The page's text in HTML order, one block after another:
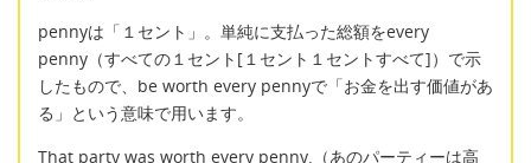
pennyは「１セント」。単純に支払った総額をevery
penny（すべての１セント[１セント１セントすべて]）で示
したもので、be worth every pennyで「お金を出す価値があ
る」という意味で用います。
That party was worth every penny.（あのパーティーは高